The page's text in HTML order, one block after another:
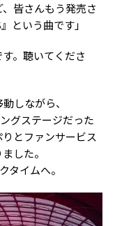
皆さんもう発売さ
という曲です」
。聴いてくださ
しながら、
グステージだった
とファンサービス
した。
タイムへ。